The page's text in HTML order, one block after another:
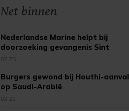
Net binnen
Nederlandse Marine helpt bij
doorzoeking gevangenis Sint
Maarten
02:25
Burgers gewond bij Houthi-aanval
op Saudi-Arabië
02:22